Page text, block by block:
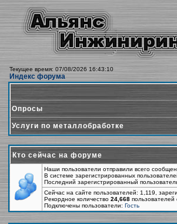
Текущее время: 07/08/2026 16:43:10
Индекс форума
Опросы
Услуги по металлобработке
Кто сейчас на форуме
Наши пользователи отправили всего
В системе зарегистрированных
Последний зарегистрированный
Сейчас на сайте пользователей: 1,119,
Рекордное количество 24,668
Подключены пользователи: Гость